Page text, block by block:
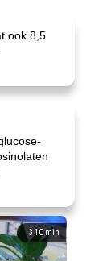
ook 8,5
310 min